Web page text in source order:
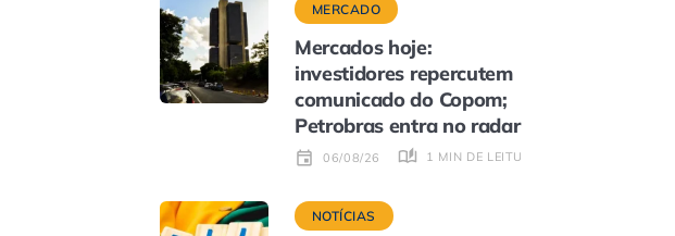
MERCADO
Mercados hoje:
investidores repercutem
comunicado do Copom;
Petrobras entra no radar
06/08/26 1 MIN DE LEITURA
NOTÍCIAS